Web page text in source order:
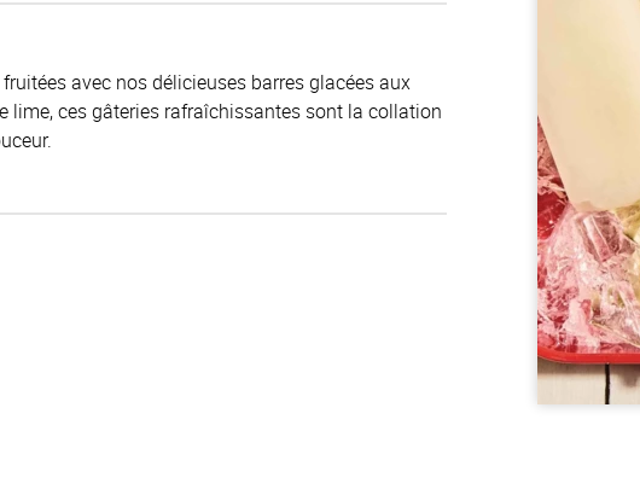
avec nos délicieuses barres glacées aux
lime, ces gâteries rafraîchissantes sont la collation